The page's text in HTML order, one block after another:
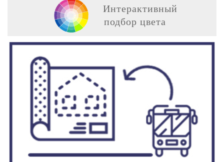
Интерактивный
подбор цвета